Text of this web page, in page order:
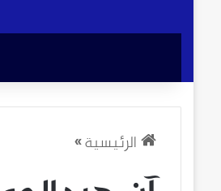
الرئيسية»